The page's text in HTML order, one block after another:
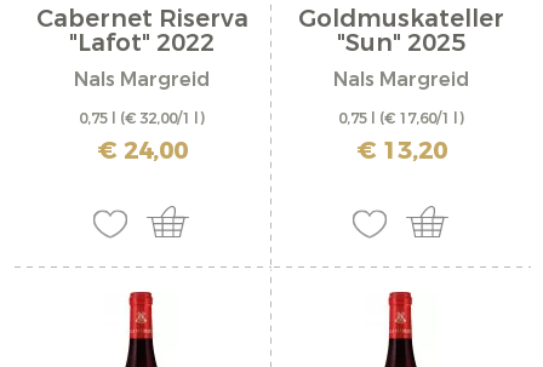
Cabernet Riserva
"Lafot" 2022
Nals Margreid
0,75 l (€ 32,00/1 l)
inkl. MwSt. zzgl. Versandkosten
€ 24,00
Goldmuskateller
"Sun" 2025
Nals Margreid
0,75 l (€ 17,60/1 l)
inkl. MwSt. zzgl. Versandkosten
€ 13,20